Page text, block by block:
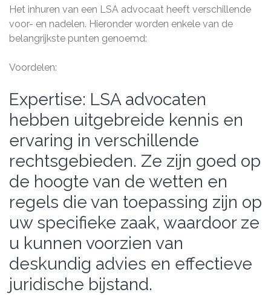
Het inhuren van een LSA advocaat heeft verschillende
voor- en nadelen. Hieronder worden enkele van de
belangrijkste punten genoemd:
Voordelen:
Expertise: LSA advocaten
hebben uitgebreide kennis en
ervaring in verschillende
rechtsgebieden. Ze zijn goed op
de hoogte van de wetten en
regels die van toepassing zijn op
uw specifieke zaak, waardoor ze
u kunnen voorzien van
deskundig advies en effectieve
juridische bijstand.